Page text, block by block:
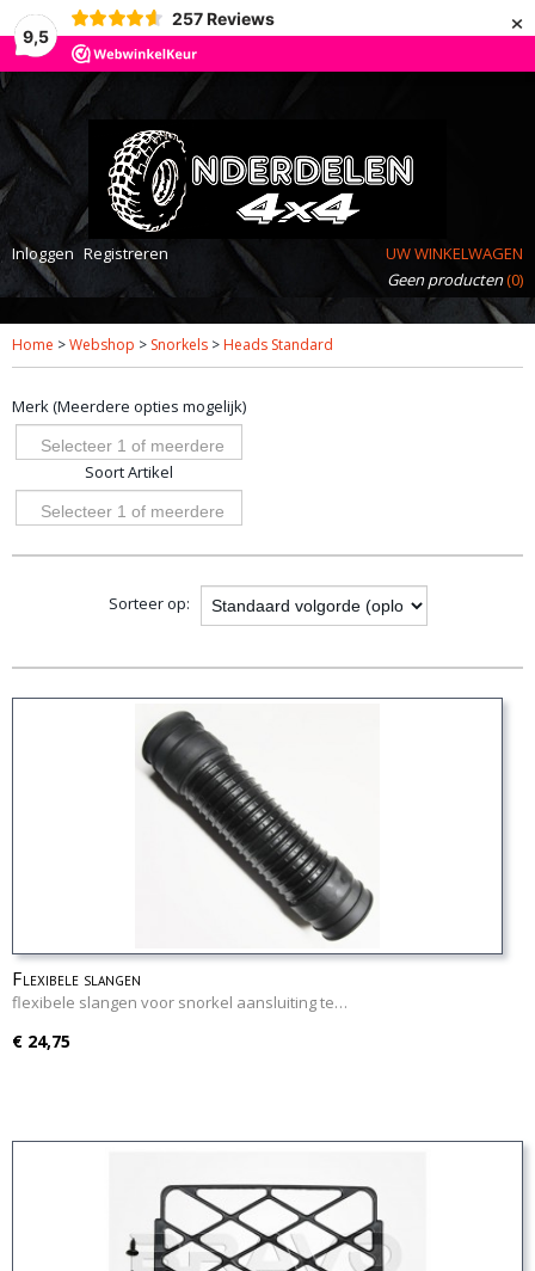
9,5
257 Reviews ×
Inloggen Registreren
UW WINKELWAGEN
Geen producten(0)
Home >Webshop > Snorkels > Heads Standard
Merk (Meerdere opties mogelijk)
Selecteer 1 of meerdere
opties
Soort Artikel
Selecteer 1 of meerdere
Sorteer op:
Flexibele slangen
flexibele slangen voor snorkel aansluiting te…
€ 24,75